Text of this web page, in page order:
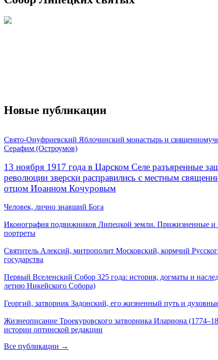
Новые публикации
Свято-Онуфриевский Яблочинский монастырь и
Серафим (Остроумов)
13 ноября 1917 года в Царском Селе разъяренные
революции зверски расправились с местным
отцом Иоанном Кочуровым
Человек, лично знавший Бога
Иконография подвижников Липецкой земли. Прижизненные и
портреты
Святитель Алексий, митрополит Московский, кормчий
государства
Первый Вселенский Собор 325 года: история, догматы и
летию Никейского Собора)
Георгий, затворник Задонский, его жизненный путь и
Жизнеописание Троекуровского затворника Илариона
истории оптинской редакции
Все публикации →